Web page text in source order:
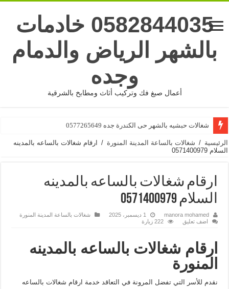
0582844035 خادمات
بالشهر الرياض والدمام
وجده
أعمال صبغ فك وتركيب أثاث ومطابخ بالشرقية
شغالات حبشيه بالشهر حى الكندرة جده 0577265649
شغالات بالشهر جده حى البوادى 0577265649
الرئيسية / شغالات بالساعة المدينة المنورة /
ارقام شغالات بالساعه بالمدينه
السلام 0571400979
ارقام شغالات بالساعه بالمدينه
السلام 0571400979
manora mohamed 1 ديسمبر، 2025
شغالات بالساعة المدينة المنورة
اضف تعليق
222 زيارة
ارقام شغالات بالساعه بالمدينه
المنورة
نقدم للأسر التي تفضل المرونة في التعاقد خدمة ارقام شغالات بالساعه